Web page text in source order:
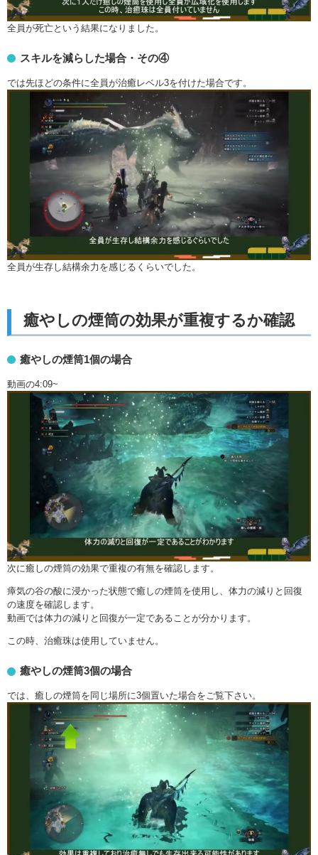
全員が死亡という結果になりました。
スキルを減らした場合・その④
では先ほどの条件に全員が治癒レベル3を付けた場合です。
全員が生存し結構余力を感じるくらいでした。
癒やしの煙筒の効果が重複するか確認
癒やしの煙筒1個の場合
動画の4:09~
次に癒しの煙筒の効果で重複の有無を確認します。
瘴気の谷の酸に浸かった状態で癒しの煙筒を使用し、体力の減りと回復
の速度を確認します。
動画では体力の減りと回復が一定であることが分かります。
この時、治癒珠は使用していません。
癒やしの煙筒3個の場合
では、癒しの煙筒を同じ場所に3個置いた場合をご覧下さい。